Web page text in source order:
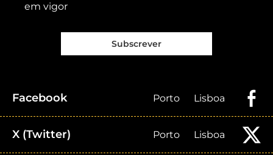
em vigor
Subscrever
Facebook Porto Lisboa
X (Twitter) Porto Lisboa